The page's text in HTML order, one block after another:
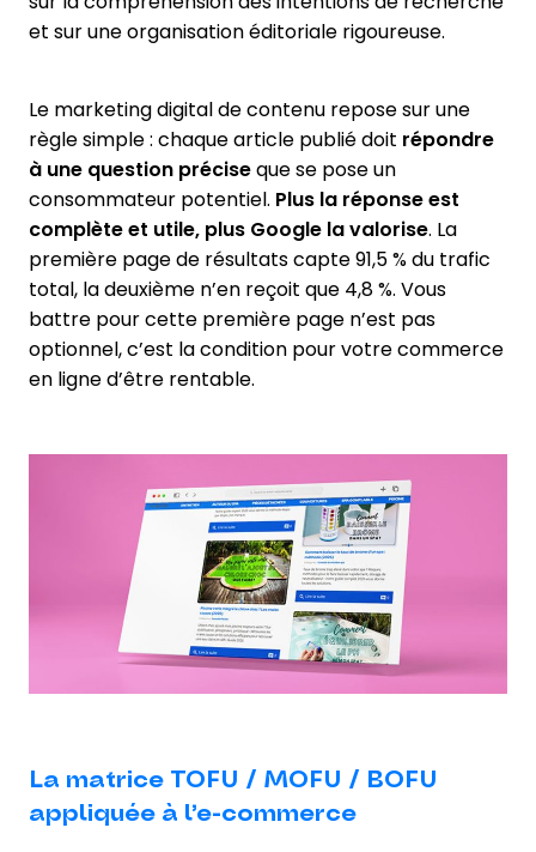
et sur une organisation éditoriale rigoureuse.
Le marketing digital de contenu repose sur une
règle simple : chaque article publié doit répondre
à une question préciseque se pose un
consommateur potentiel. Plus la réponse est
complète et utile, plus Google la valorise. La
première page de résultats capte 91,5 % du trafic
total, la deuxième n’en reçoit que 4,8 %. Vous
battre pour cette première page n’est pas
optionnel, c’est la condition pour votre commerce
en ligne d’être rentable.
La matrice TOFU / MOFU / BOFU
appliquée à l’e-commerce